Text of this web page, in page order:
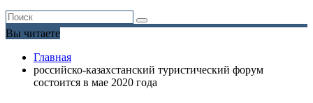
Вы читаете
Главная
российско-казахстанский туристический форум
состоится в мае 2020 года